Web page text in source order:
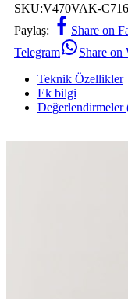
SKU:V470VAK-
Paylaş:
Share on
Telegram
Share on
Teknik Özellikler
Ek bilgi
Değerlendirmeler